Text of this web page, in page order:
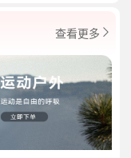
查看更多 